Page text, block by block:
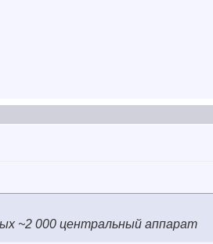
~2 000 центральный аппарат